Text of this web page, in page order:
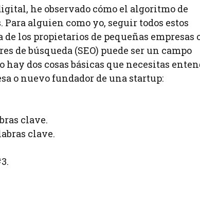
he observado cómo el algoritmo de
alguien como yo, seguir todos estos
los propietarios de pequeñas empresas
de búsqueda (SEO) puede ser un campo
dos cosas básicas que necesitas
o nuevo fundador de una startup:
clave.
clave.